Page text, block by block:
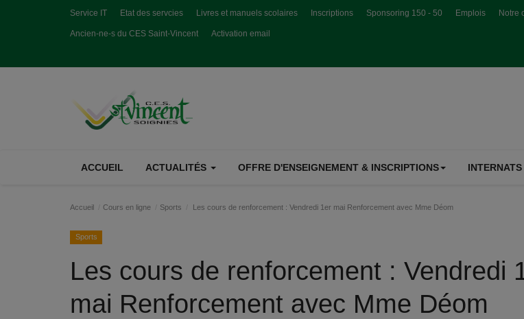
Service IT Etat des servcies Livres et manuels scolaires Inscriptions Sponsoring 150 - 50 Emplois Notre
Ancien-ne-s du CES Saint-Vincent Activation email
ACCUEIL ACTUALITÉS OFFRE D'ENSEIGNEMENT & INSCRIPTIONS INTERNATS
Accueil Cours en ligne Sports Les cours de renforcement : Vendredi 1er mai Renforcement avec Mme Déom
Sports
Les cours de renforcement : Vendredi
mai Renforcement avec Mme Déom